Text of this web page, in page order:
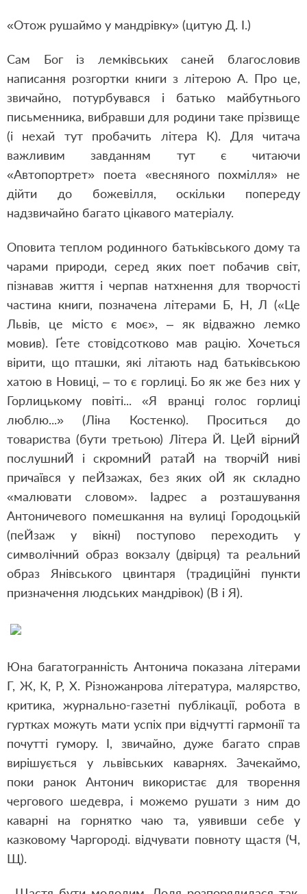
«Отож рушаймо у мандрівку» (цитую Д. І.)
Сам Бог із лемківських саней благословив
написання розгортки книги з літерою А. Про це,
звичайно, потурбувався і батько майбутнього
письменника, вибравши для родини таке прізвище
(і нехай тут пробачить літера К). Для читача
важливим завданням тут є читаючи
«Автопортрет» поета «весняного похмілля» не
дійти до божевілля, оскільки попереду
надзвичайно багато цікавого матеріалу.
Оповита теплом родинного батьківського дому та
чарами природи, серед яких поет побачив світ,
пізнавав життя і черпав натхнення для творчості
частина книги, позначена літерами Б, Н, Л («Це
Львів, це місто є моє», – як відважно лемко
мовив). Ґете стовідсотково мав рацію. Хочеться
вірити, що пташки, які літають над батьківською
хатою в Новиці, – то є горлиці. Бо як же без них у
Горлицькому повіті... «Я вранці голос горлиці
люблю...» (Ліна Костенко). Проситься до
товариства (бути третьою) Літера Й. ЦеЙ вірниЙ
послушниЙ і скромниЙ ратаЙ на творчіЙ ниві
причаївся у пеЙзажах, без яких оЙ як складно
«малювати словом». Іадрес а розташування
Антоничевого помешкання на вулиці Городоцькій
(пеЙзаж у вікні) поступово переходить у
символічний образ вокзалу (двірця) та реальний
образ Янівського цвинтаря (традиційні пункти
призначення людських мандрівок) (В і Я).
Юна багатогранність Антонича показана літерами
Г, Ж, К, Р, Х. Різножанрова література, малярство,
критика, журнально-газетні публікації, робота в
гуртках можуть мати успіх при відчутті гармонії та
почутті гумору. І, звичайно, дуже багато справ
вирішується у львівських каварнях. Зачекаймо,
поки ранок Антонич використає для творення
чергового шедевра, і можемо рушати з ним до
каварні на горнятко чаю та, уявивши себе у
казковому Чаргороді. відчувати повноту щастя (Ч,
Щ).